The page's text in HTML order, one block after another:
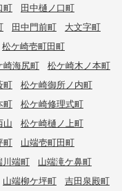
町
田中樋ノ口町
田中門前町
大文字町
松ケ崎壱町田町
崎海尻町
松ケ崎木ノ本町
町
松ケ崎御所ノ内町
町
松ケ崎修理式町
山
松ケ崎樋ノ上町
町
山端壱町田町
川端町
山端滝ケ鼻町
山端柳ケ坪町
吉田泉殿町